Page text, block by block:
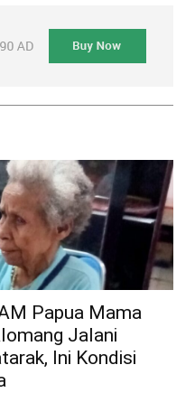
Papua Mama
Jalani
Ini Kondisi